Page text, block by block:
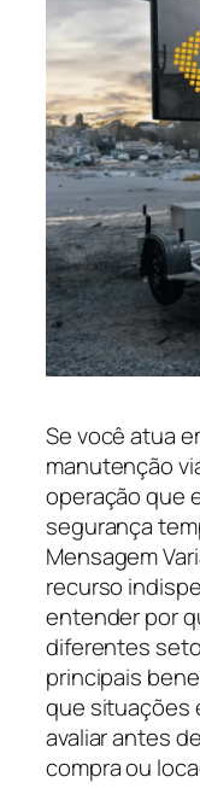
Se você atua
manutenção
operação que
segurança
Mensagem
recurso
entender por
diferentes
principais
que situações
avaliar antes
compra ou